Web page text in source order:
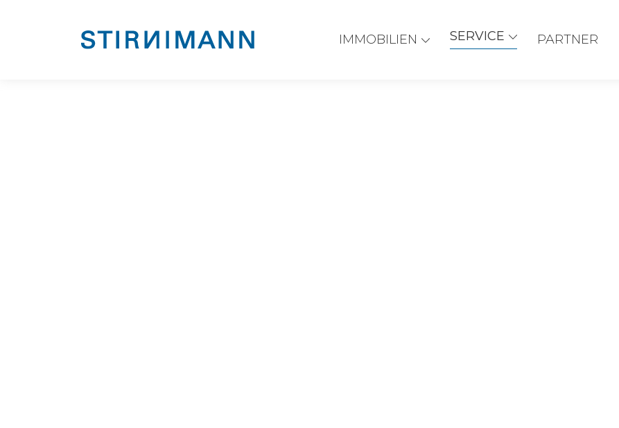
IMMOBILIEN SERVICE PARTNER